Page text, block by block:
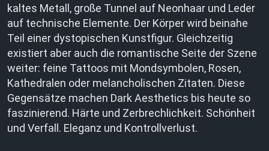
kaltes Metall, große Tunnel auf Neonhaar und Leder
auf technische Elemente. Der Körper wird beinahe
Teil einer dystopischen Kunstfigur. Gleichzeitig
existiert aber auch die romantische Seite der Szene
weiter: feine Tattoos mit Mondsymbolen, Rosen,
Kathedralen oder melancholischen Zitaten. Diese
Gegensätze machen Dark Aesthetics bis heute so
faszinierend. Härte und Zerbrechlichkeit. Schönheit
und Verfall. Eleganz und Kontrollverlust.